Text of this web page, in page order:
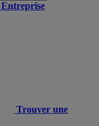
Trouver une